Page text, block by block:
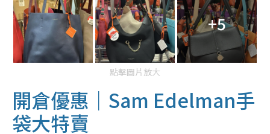
+5
點擊圖片放大
開倉優惠｜Sam Edelman手
袋大特賣